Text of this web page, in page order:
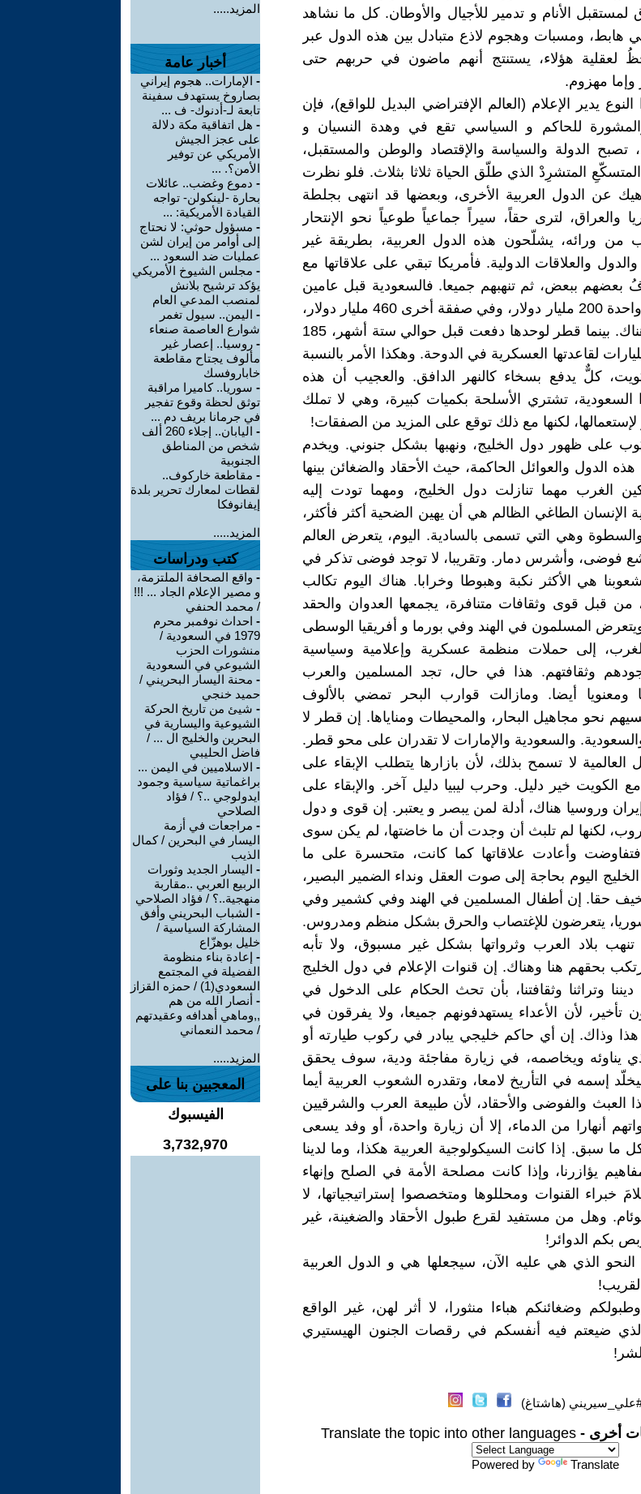
الأنام و تدمير للأجيال والأوطان. كل ما نشاهد
هابط، ومسبات وهجوم لاذع متبادل بين هذه الدول عبر
لعقلية هؤلاء، يستنتج أنهم ماضون في حربهم حتى
وإما مهزوم.
يدير الإعلام (العالم الإفتراضي البديل للواقع)، فإن
للحاكم و السياسي تقع في وهدة النسيان و
تصبح الدولة والسياسة والإقتصاد والوطن والمستقبل،
المتشرِدْ الذي طلّق الحياة ثلاثا بثلاث. فلو نظرت
عن الدول العربية الأخرى، وبعضها قد انتهى بجلطة
والعراق، لترى حقاً، سيراً جماعياً طوعياً نحو الإنتحار
من ورائه، يشلّحون هذه الدول العربية، بطريقة غير
والعلاقات الدولية. فأمريكا تبقي على علاقاتها مع
بعضهم ببعض، ثم تنهبهم جميعا. فالسعودية قبل عامين
دفعت لأمريكا في صفقة واحدة 200 مليار دولار، وفي صفقة أخرى 460 مليار دولار،
ماعدا أموال أخرى هنا وهناك. بينما قطر لوحدها دفعت قبل حوالي ستة أشهر، 185
دولار لأمريكا، و 8 مليارات لقاعدتها العسكرية في الدوحة. وهكذا الأمر بالنسبة
كلٌّ يدفع بسخاء كالنهر الدافق. والعجيب أن هذه
تشتري الأسلحة بكميات كبيرة، وهي لا تملك
لكنها مع ذلك توقع على المزيد من الصفقات!
على ظهور دول الخليج، ونهبها بشكل جنوني. ويخدم
الدول والعوائل الحاكمة، حيث الأحقاد والضغائن بينها
الغرب مهما تنازلت دول الخليج، ومهما تودت إليه
الإنسان الطاغي الظالم هي أن يهين الضحية أكثر فأكثر،
وهي التي تسمى بالسادية. اليوم، يتعرض العالم
فوضى، وأشرس دمار. وتقريبا، لا توجد فوضى تذكر في
هي الأكثر نكبة وهبوطا وخرابا. هناك اليوم تكالب
من قبل قوى وثقافات متنافرة، يجمعها العدوان والحقد
المسلمون في الهند وفي بورما و أفريقيا الوسطى
إلى حملات منظمة عسكرية وإعلامية وسياسية
وثقافتهم. هذا في حال، تجد المسلمين والعرب
ومعنويا أيضا. ومازالت قوارب البحر تمضي بالألوف
نحو مجاهيل البحار، والمحيطات ومناياها. إن قطر لا
والسعودية والإمارات لا تقدران على محو قطر.
لا تسمح بذلك، لأن بازارها يتطلب الإبقاء على
مع الكويت خير دليل. وحرب ليبيا دليل آخر. والإبقاء على
وروسيا هناك، أدلة لمن يبصر و يعتبر. إن قوى و دول
لكنها لم تلبث أن وجدت أن ما خاضتها، لم يكن سوى
وأعادت علاقاتها كما كانت، متحسرة على ما
اليوم بحاجة إلى صوت العقل ونداء الضمير البصير،
حقا. إن أطفال المسلمين في الهند وفي كشمير وفي
يتعرضون للإغتصاب والحرق بشكل منظم ومدروس.
تنهب بلاد العرب وثرواتها بشكل غير مسبوق، ولا تأبه
بحقهم هنا وهناك. إن قنوات الإعلام في دول الخليج
وتراثنا وثقافتنا، بأن تحث الحكام على الدخول في
تأخير، لأن الأعداء يستهدفونهم جميعا، ولا يفرقون في
هذا وذاك. إن أي حاكم خليجي يبادر في ركوب طيارته أو
يناوئه ويخاصمه، في زيارة مفاجئة ودية، سوف يحقق
إسمه في التأريخ لامعا، وتقدره الشعوب العربية أيما
العبث والفوضى والأحقاد، لأن طبيعة العرب والشرقيين
أنهارا من الدماء، إلا أن زيارة واحدة، أو وفد يسعى
سبق. إذا كانت السيكولوجية العربية هكذا، وما لدينا
يؤازرنا، وإذا كانت مصلحة الأمة في الصلح وإنهاء
خبراء القنوات ومحللوها ومتخصصوا إستراتيجياتها، لا
وهل من مستفيد لقرع طبول الأحقاد والضغينة، غير
بكم الدوائر!
الذي هي عليه الآن، سيجعلها هي و الدول العربية
وضغائنكم هباءا منثورا، لا أثر لهن، غير الواقع
ضيعتم فيه أنفسكم في رقصات الجنون الهيستيري
(هاشتاغ)
أخرى - Translate the topic into other languages
Powered by Translate
المزيد.....
أخبار عامة
- الإمارات.. هجوم إيراني
بصاروخ يستهدف سفينة
تابعة لـ-أدنوك- ف ...
- هل اتفاقية مكة دلالة
على عجز الجيش
الأمريكي عن توفير
الأمن؟. ...
- دموع وغضب.. عائلات
بحارة -لينكولن- تواجه
القيادة الأمريكية: ...
- مسؤول حوثي: لا نحتاج
إلى أوامر من إيران لشن
عمليات ضد السعود ...
- مجلس الشيوخ الأمريكي
يؤكد ترشيح بلانش
لمنصب المدعي العام
- اليمن.. سيول تغمر
شوارع العاصمة صنعاء
- روسيا.. إعصار غير
مألوف يجتاح مقاطعة
خاباروفسك
- سوريا.. كاميرا مراقبة
توثق لحظة وقوع تفجير
في جرمانا بريف دم ...
-
اليابان.. إجلاء 260 ألف
شخص من المناطق
الجنوبية
- مقاطعة خاركوف..
لقطات لمعارك تحرير بلدة
إيفانوفكا
المزيد.....
كتب ودراسات
- واقع الصحافة الملتزمة،
و مصير الإعلام الجاد ... !!!
/ محمد الحنفي
- احداث نوفمبر محرم
1979 في السعودية /
منشورات الحزب
الشيوعي في السعودية
- محنة اليسار البحريني /
حميد خنجي
- شيئ من تاريخ الحركة
الشيوعية واليسارية في
البحرين والخليج ال ... /
فاضل الحليبي
- الاسلاميين في اليمن ...
براغماتية سياسية وجمود
ايدولوجي ..؟ / فؤاد
الصلاحي
- مراجعات في أزمة
اليسار في البحرين / كمال
الذيب
- اليسار الجديد وثورات
الربيع العربي ..مقاربة
منهجية..؟ / فؤاد الصلاحي
- الشباب البحريني وأفق
المشاركة السياسية /
خليل بوهزّاع
- إعادة بناء منظومة
الفضيلة في المجتمع
السعودي(1) / حمزه القزاز
- أنصار الله من هم
,,وماهي أهدافه وعقيدتهم
/ محمد النعماني
المزيد.....
المعجبين بنا على
الفيسبوك
3,732,970